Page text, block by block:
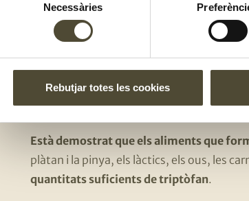
consentiment
Necessàries
Rebutjar totes les cookies
Aliments amb molts sucres lliures:
comercials
Aliments amb molts greixos
Dieta mediterrània i
Està demostrat que els aliments que
plàtan i la pinya, els làctics, els ous, les
quantitats suficients de triptòfan.